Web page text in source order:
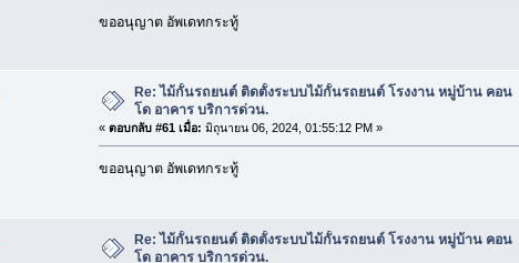
ขออนุญาต อัพเดทกระทู้
Re: ไม้กั้นรถยนต์ ติดตั้งระบบไม้กั้นรถยนต์ โรงงาน หมู่บ้าน คอน
โด อาคาร บริการด่วน.
« ตอบกลับ #61 เมื่อ: มิถุนายน 06, 2024, 01:55:12 PM »
ขออนุญาต อัพเดทกระทู้
Re: ไม้กั้นรถยนต์ ติดตั้งระบบไม้กั้นรถยนต์ โรงงาน หมู่บ้าน คอน
โด อาคาร บริการด่วน.